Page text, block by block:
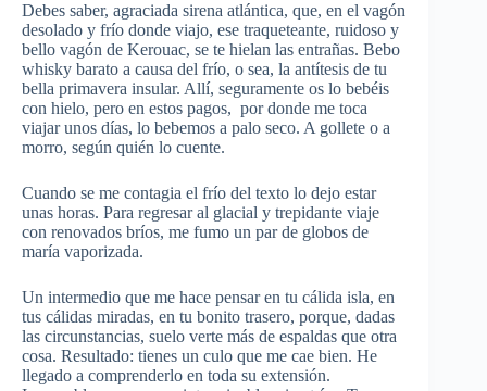
Debes saber, agraciada sirena atlántica, que, en el vagón
desolado y frío donde viajo, ese traqueteante, ruidoso y
bello vagón de Kerouac, se te hielan las entrañas. Bebo
whisky barato a causa del frío, o sea, la antítesis de tu
bella primavera insular. Allí, seguramente os lo bebéis
con hielo, pero en estos pagos, por donde me toca
viajar unos días, lo bebemos a palo seco. A gollete o a
morro, según quién lo cuente.
Cuando se me contagia el frío del texto lo dejo estar
unas horas. Para regresar al glacial y trepidante viaje
con renovados bríos, me fumo un par de globos de
maría vaporizada.
Un intermedio que me hace pensar en tu cálida isla, en
tus cálidas miradas, en tu bonito trasero, porque, dadas
las circunstancias, suelo verte más de espaldas que otra
cosa. Resultado: tienes un culo que me cae bien. He
llegado a comprenderlo en toda su extensión.